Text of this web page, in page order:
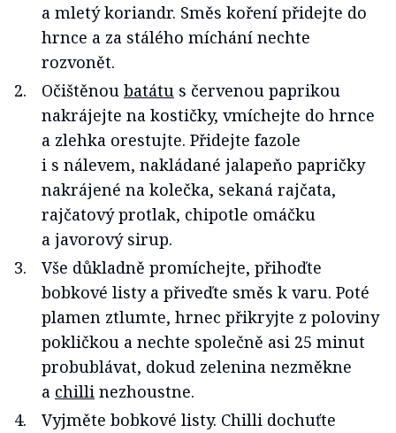
a mletý koriandr. Směs koření přidejte do
hrnce a za stálého míchání nechte
rozvonět.
Očištěnou batátu s červenou paprikou
nakrájejte na kostičky, vmíchejte do hrnce
a zlehka orestujte. Přidejte fazole
i s nálevem, nakládané jalapeňo papričky
nakrájené na kolečka, sekaná rajčata,
rajčatový protlak, chipotle omáčku
a javorový sirup.
Vše důkladně promíchejte, přihoďte
bobkové listy a přiveďte směs k varu. Poté
plamen ztlumte, hrnec přikryjte z poloviny
pokličkou a nechte společně asi 25 minut
probublávat, dokud zelenina nezměkne
a chilli nezhoustne.
Vyjměte bobkové listy. Chilli dochuťte